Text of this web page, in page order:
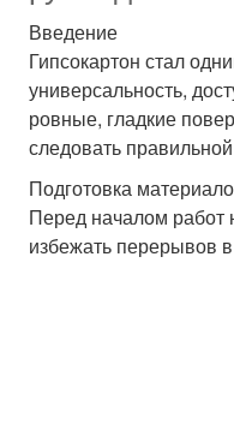
Введение
Гипсокартон стал
универсальность,
ровные, гладкие
следовать
Подготовка
Перед началом работ
избежать перерывов